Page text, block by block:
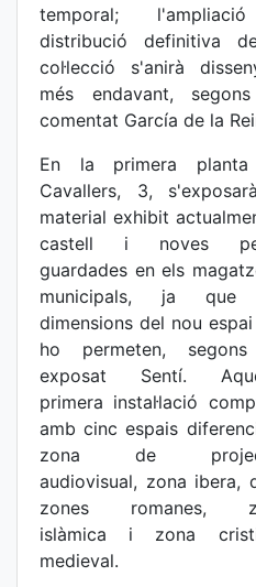
temporal;
distribució definitiva
col·lecció s'anirà
més endavant,
comentat García de la
En la primera
Cavallers, 3,
material exhibit
castell i noves
guardades en els
municipals, ja que
dimensions del nou
ho permeten,
exposat Sentí.
primera instal·lació
amb cinc espais
zona de
audiovisual, zona ibera,
zones romanes,
islàmica i zona
medieval.